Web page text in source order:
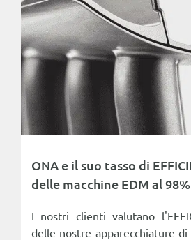
ONA e il suo tasso di
delle macchine EDM al 98%
I nostri clienti valutano
delle nostre apparecchiature